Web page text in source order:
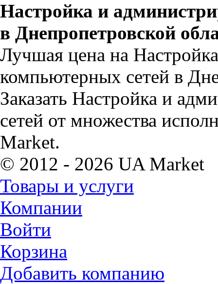
Настройка и
в Днепропетровской
Лучшая цена на
компьютерных сетей в
Заказать Настройка и
сетей от множества
Market.
© 2012 - 2026 UA Market
Товары и услуги
Компании
Войти
Корзина
Добавить компанию